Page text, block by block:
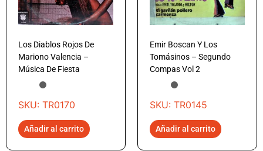
Los Diablos Rojos De
Mariono Valencia –
Música De Fiesta
SKU: TR0170
Añadir al carrito
Emir Boscan Y Los
Tomásinos – Segundo
Compas Vol 2
SKU: TR0145
Añadir al carrito